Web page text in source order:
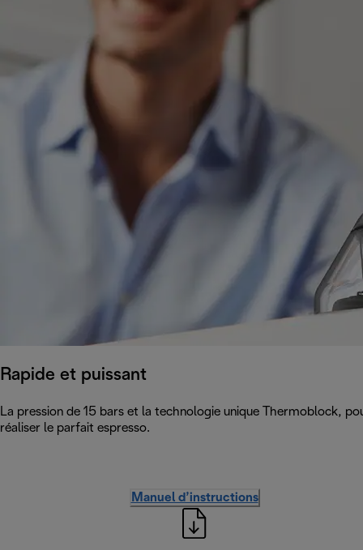
Rapide et puissant
La pression de 15 bars et la technologie unique Thermoblock,
réaliser le parfait espresso.
Manuel d’instructions